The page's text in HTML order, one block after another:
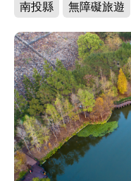
南投縣 無障礙旅遊